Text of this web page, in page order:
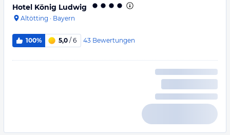
Hotel König Ludwig
Altötting · Bayern
100% 5,0 / 6 43 Bewertungen